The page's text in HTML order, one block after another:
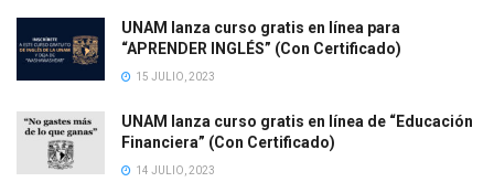
UNAM lanza curso gratis en línea para
“APRENDER INGLÉS” (Con Certificado)
15 JULIO, 2023
UNAM lanza curso gratis en línea de “Educación
Financiera” (Con Certificado)
14 JULIO, 2023